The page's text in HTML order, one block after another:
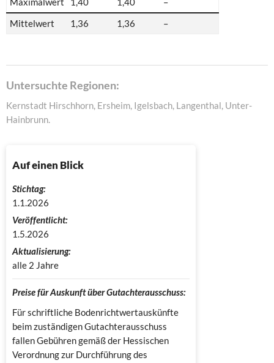
Mittelwert
1,36 1,36 –
Untersuchte Regionen:
Kernstadt Hirschhorn, Ersheim, Igelsbach, Langenthal, Unter-
Hainbrunn.
Auf einen Blick
Stichtag:
1.1.2026
Veröffentlicht:
1.5.2026
Aktualisierung:
alle 2 Jahre
Preise für Auskunft über Gutachterausschuss:
Für schriftliche Bodenrichtwertauskünfte
beim zuständigen Gutachterausschuss
fallen Gebühren gemäß der Hessischen
Verordnung zur Durchführung des